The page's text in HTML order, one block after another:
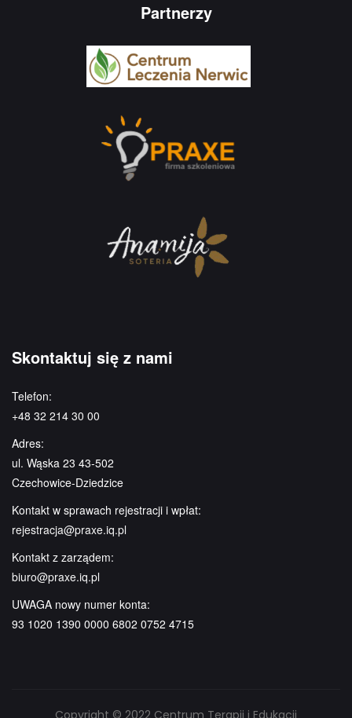
Partnerzy
Skontaktuj się z nami
Telefon:
+48 32 214 30 00
Adres:
ul. Wąska 23 43-502
Czechowice-Dziedzice
Kontakt w sprawach rejestracji i wpłat:
rejestracja@praxe.iq.pl
Kontakt z zarządem:
biuro@praxe.iq.pl
UWAGA nowy numer konta:
93 1020 1390 0000 6802 0752 4715